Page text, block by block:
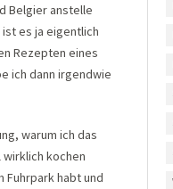
Belgier anstelle
es ja eigentlich
Rezepten eines
ich dann irgendwie
warum ich das
wirklich kochen
Fuhrpark habt und